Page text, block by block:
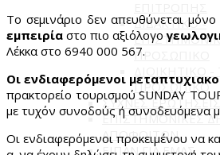
ΔΙΔΑΚΤΙΚΟ -
ΠΡΟΣΩΠΙΚΟ
ΔΙΟΙΚΗΤΙΚΟ -
ΠΡΟΣΩΠΙΚΟ
ΣΥΧΝΕΣ ΕΡΩΤΗΣΕΙΣ
ΕΠΙΣΤΗΜΟΝΙΚΕΣ
ΑΠΟΦΟΙΤΩΝ
ΕΙΠΑΝ ΓΙΑ ΕΜΑΣ
Το σεμινάριο δεν απευθύνεται
εμπειρία στο πιο αξιόλογο
Λέκκα στο 6940 000 567.
Οι ενδιαφερόμενοι
πρακτορείο τουρισμού SUNDAY
με τυχόν συνοδούς ή συνοδευόμενα
Οι ενδιαφερόμενοι προκειμένου να